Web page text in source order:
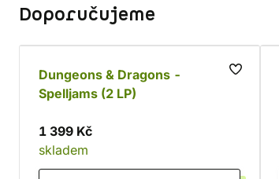
Doporučujeme
Dungeons & Dragons -
Spelljams (2 LP)
1 399 Kč
skladem